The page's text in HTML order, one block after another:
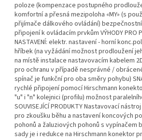
poloze (kompenzace postupného
komfortní a přesná mezipoloha «MY» (s
přijímače dálkového ovládání)
připojení k ovládacím prvkům VÝHODY PRO
NASTAVENÍ: elektr. nastavení - horní
hříbek (na vyžádání možnost prodloužení
na místě instalace nastavovacím kabelem
pro ochranu v případě nesprávné /
spínač je funkční pro oba směry pohybu)
rychlé připojení pomocí Hirschmann
"u" i "n" kolejnici (profilu) možnost
SOUVISEJÍCÍ PRODUKTY Nastavovací
pro zkoušku běhu a nastavení koncových
pohonů a žaluziových pohonů s vypínačem
sady je i redukce na Hirschmann konektor